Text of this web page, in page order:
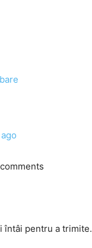
întâi pentru a trimite.